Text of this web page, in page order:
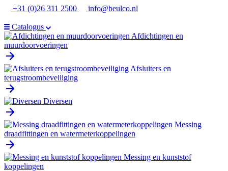
Ga
de
inhoud
+31 (0)26 311 2500 info@beulco.nl
Catalogus
Afdichtingen en
muurdoorvoeringen
Afsluiters en
terugstroombeveiliging
Diversen
Messing
draadfittingen en watermeterkoppelingen
Messing en kunststof
koppelingen